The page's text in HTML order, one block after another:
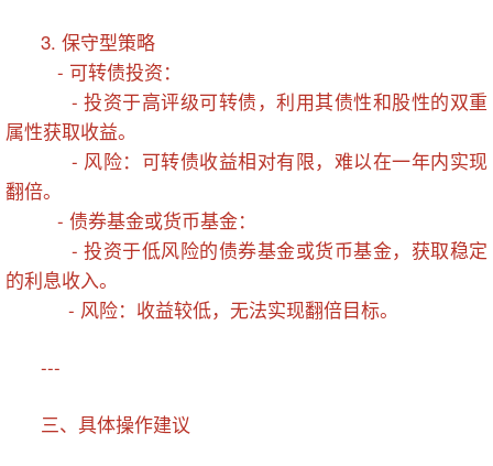
3. 保守型策略
- 可转债投资：
- 投资于高评级可转债，利用其债性和股性的双重
属性获取收益。
- 风险：可转债收益相对有限，难以在一年内实现
翻倍。
- 债券基金或货币基金：
- 投资于低风险的债券基金或货币基金，获取稳定
的利息收入。
- 风险：收益较低，无法实现翻倍目标。
---
三、具体操作建议